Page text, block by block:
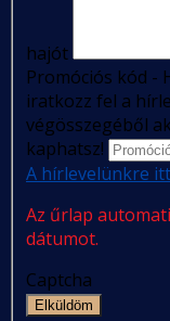
hajót
Promóciós kód -
iratkozz fel a
végösszegéből
kaphatsz!
A hírlevelünkre
Az űrlap
dátumot.
Captcha
Elküldöm